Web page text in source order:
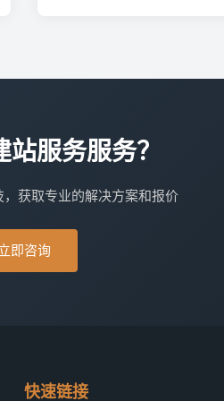
服务服务？
获取专业的解决方案和报价
即咨询
快速链接